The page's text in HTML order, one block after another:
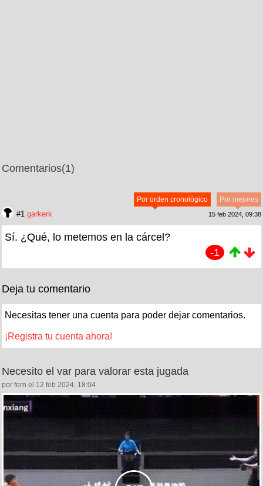
Comentarios(1)
Por mejores
Por orden cronológico
#1 garkerk 15 feb 2024, 09:38
Sí. ¿Qué, lo metemos en la cárcel?
-1
Deja tu comentario
Necesitas tener una cuenta para poder dejar comentarios.
¡Registra tu cuenta ahora!
Necesito el var para valorar esta jugada
por fern el 12 feb 2024, 18:04